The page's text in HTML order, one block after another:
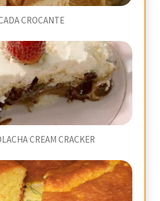
CROCANTE
CREAM CRACKER